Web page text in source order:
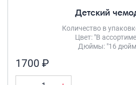
Детский
Количество в
Цвет: "В
Дюймы: "16
1700 ₽